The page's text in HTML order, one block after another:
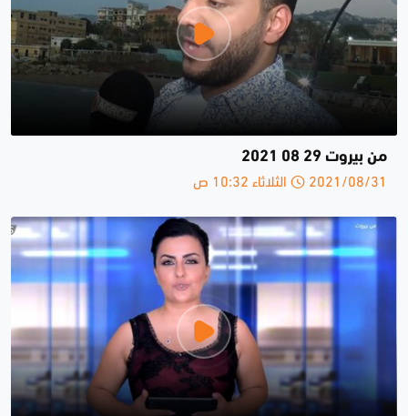
من بيروت 29 08 2021
2021/08/31 الثلاثاء 10:32 ص